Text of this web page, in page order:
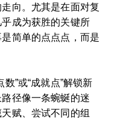
向。尤其是在面对复
成为获胜的关键所
简单的点点点，而是
”或“成就点”解锁新
径像一条蜿蜒的迷
赋、尝试不同的组